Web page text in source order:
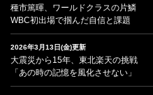
種市篤暉、ワールドクラスの片鱗
WBC初出場で掴んだ自信と課題
2026年3月13日(金)更新
大震災から15年、東北楽天の挑戦
「あの時の記憶を風化させない」